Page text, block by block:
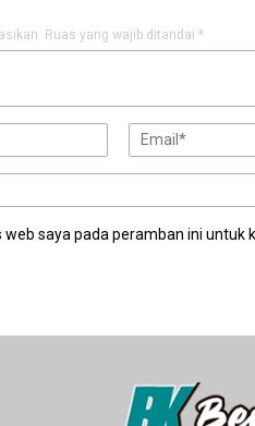
Ruas yang wajib ditandai *
saya pada peramban ini untuk